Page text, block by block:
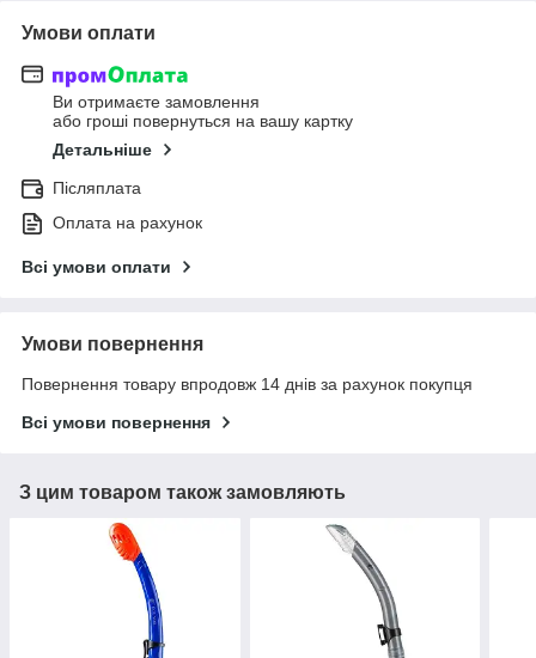
Умови оплати
Ви отримаєте замовлення
або гроші повернуться на вашу картку
Детальніше
Післяплата
Оплата на рахунок
Всі умови оплати
Умови повернення
Повернення товару впродовж 14 днів за рахунок покупця
Всі умови повернення
З цим товаром також замовляють